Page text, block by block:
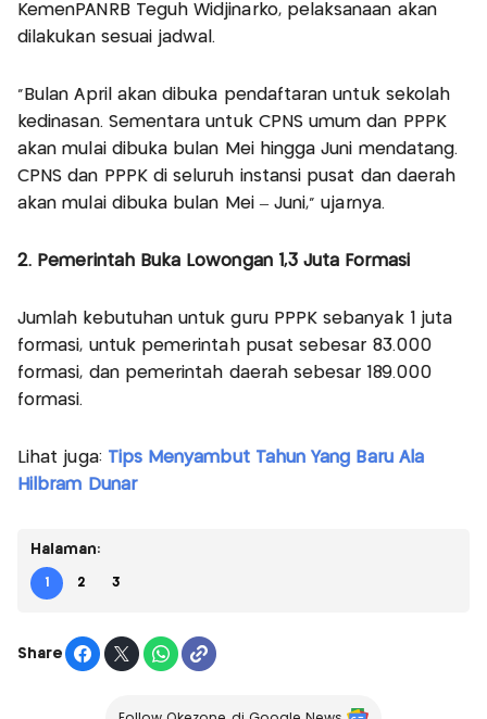
KemenPANRB Teguh Widjinarko, pelaksanaan akan
dilakukan sesuai jadwal.
"Bulan April akan dibuka pendaftaran untuk sekolah
kedinasan. Sementara untuk CPNS umum dan PPPK
akan mulai dibuka bulan Mei hingga Juni mendatang.
CPNS dan PPPK di seluruh instansi pusat dan daerah
akan mulai dibuka bulan Mei – Juni,” ujarnya.
2. Pemerintah Buka Lowongan 1,3 Juta Formasi
Jumlah kebutuhan untuk guru PPPK sebanyak 1 juta
formasi, untuk pemerintah pusat sebesar 83.000
formasi, dan pemerintah daerah sebesar 189.000
formasi.
Lihat juga: Tips Menyambut Tahun Yang Baru Ala
Hilbram Dunar
Halaman:
1 2 3
Share